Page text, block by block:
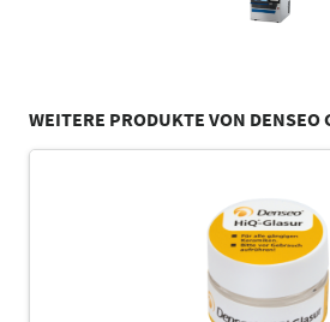
WEITERE PRODUKTE VON DENSEO